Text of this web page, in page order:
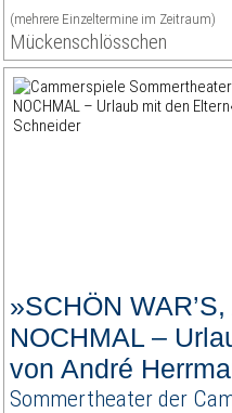
(mehrere Einzeltermine im Zeitraum)
Mückenschlösschen
»SCHÖN
NOCHMAL –
von André
Sommertheater der